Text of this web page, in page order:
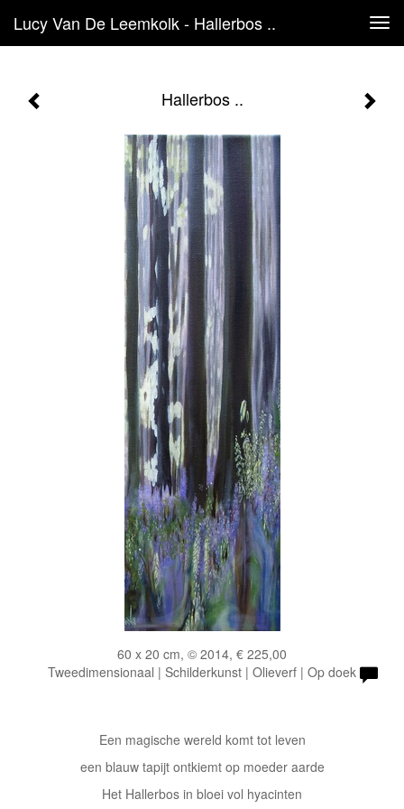
Lucy Van De Leemkolk - Hallerbos ..
Hallerbos ..
60 x 20 cm, © 2014, € 225,00
Tweedimensionaal | Schilderkunst | Olieverf | Op doek
Een magische wereld komt tot leven
een blauw tapijt ontkiemt op moeder aarde
Het Hallerbos in bloei vol hyacinten